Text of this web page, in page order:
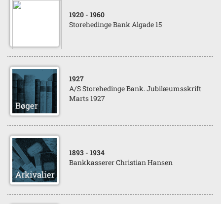
1920 - 1960
Storehedinge Bank Algade 15
1927
A/S Storehedinge Bank. Jubilæumsskrift
Marts 1927
1893 - 1934
Bankkasserer Christian Hansen